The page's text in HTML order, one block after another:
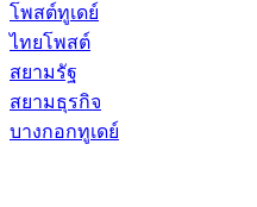
โพสต์ทูเดย์
ไทยโพสต์
สยามรัฐ
สยามธุรกิจ
บางกอกทูเดย์